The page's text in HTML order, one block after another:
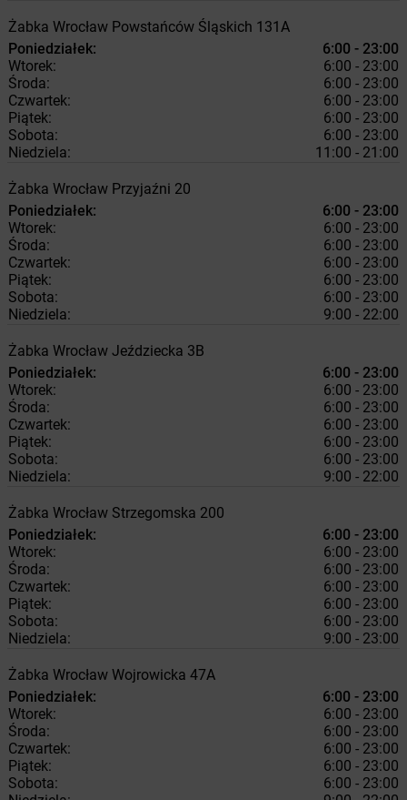
Żabka Wrocław Powstańców Śląskich 131A
Poniedziałek:
6:00 - 23:00
Wtorek:
6:00 - 23:00
Środa:
6:00 - 23:00
Czwartek:
6:00 - 23:00
Piątek:
6:00 - 23:00
Sobota:
6:00 - 23:00
Niedziela:
11:00 - 21:00
Żabka Wrocław Przyjaźni 20
Poniedziałek:
6:00 - 23:00
Wtorek:
6:00 - 23:00
Środa:
6:00 - 23:00
Czwartek:
6:00 - 23:00
Piątek:
6:00 - 23:00
Sobota:
6:00 - 23:00
Niedziela:
9:00 - 22:00
Żabka Wrocław Jeździecka 3B
Poniedziałek:
6:00 - 23:00
Wtorek:
6:00 - 23:00
Środa:
6:00 - 23:00
Czwartek:
6:00 - 23:00
Piątek:
6:00 - 23:00
Sobota:
6:00 - 23:00
Niedziela:
9:00 - 22:00
Żabka Wrocław Strzegomska 200
Poniedziałek:
6:00 - 23:00
Wtorek:
6:00 - 23:00
Środa:
6:00 - 23:00
Czwartek:
6:00 - 23:00
Piątek:
6:00 - 23:00
Sobota:
6:00 - 23:00
Niedziela:
9:00 - 23:00
Żabka Wrocław Wojrowicka 47A
Poniedziałek:
6:00 - 23:00
Wtorek:
6:00 - 23:00
Środa:
6:00 - 23:00
Czwartek:
6:00 - 23:00
Piątek:
6:00 - 23:00
Sobota:
6:00 - 23:00